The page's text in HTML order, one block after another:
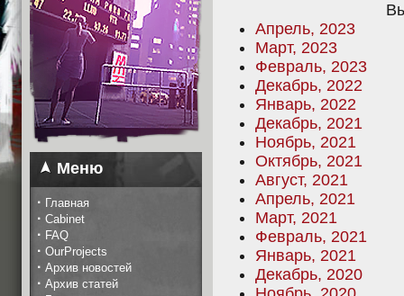
Меню
· Главная
· Cabinet
· FAQ
· OurProjects
· Архив новостей
· Архив статей
Апрель, 2023
Март, 2023
Февраль, 2023
Декабрь, 2022
Январь, 2022
Декабрь, 2021
Ноябрь, 2021
Октябрь, 2021
Август, 2021
Апрель, 2021
Март, 2021
Февраль, 2021
Январь, 2021
Декабрь, 2020